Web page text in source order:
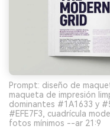
Prompt: diseño de
maqueta de impresión
dominantes #1A1633 y
#EFE7F3, cuadrícula
fotos mínimos --ar 21:9